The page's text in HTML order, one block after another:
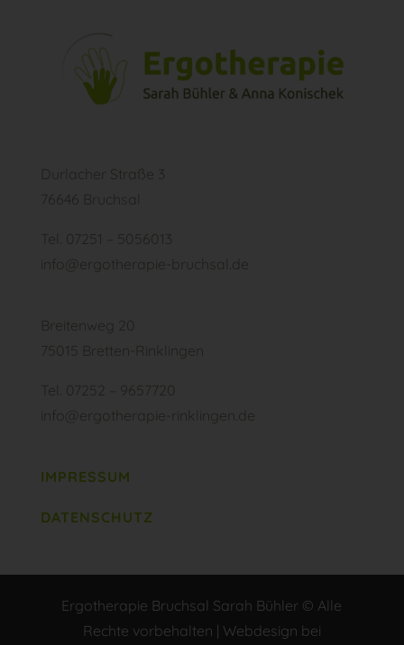
Durlacher Straße 3
76646 Bruchsal
Tel. 07251 – 5056013
info@ergotherapie-bruchsal.de
Breitenweg 20
75015 Bretten-Rinklingen
Tel. 07252 – 9657720
info@ergotherapie-rinklingen.de
IMPRESSUM
DATENSCHUTZ
Ergotherapie Bruchsal Sarah Bühler © Alle
Rechte vorbehalten | Webdesign bei